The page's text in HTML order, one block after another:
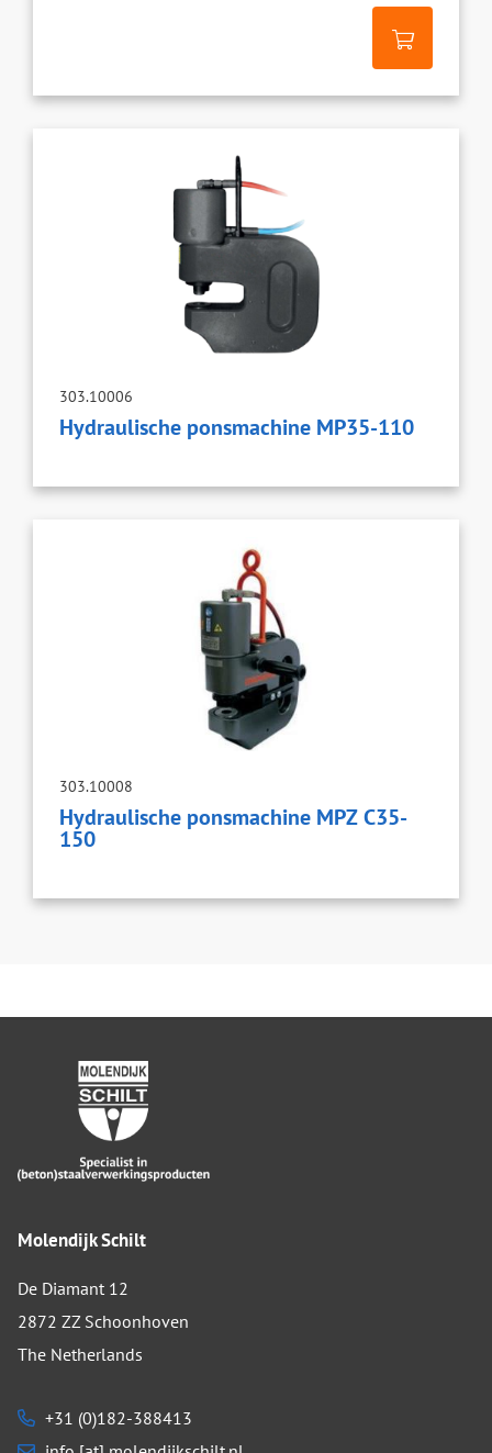
303.10006
Hydraulische ponsmachine MP35-110
303.10008
Hydraulische ponsmachine MPZ C35-
150
Molendijk Schilt
De Diamant 12
2872 ZZ Schoonhoven
The Netherlands
+31 (0)182-388413